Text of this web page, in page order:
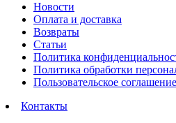
Новости
Оплата и доставка
Возвраты
Статьи
Политика
Политика обработки
Пользовательское соглашение
Контакты